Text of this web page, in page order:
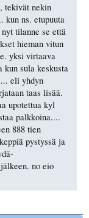
tekivät nekin
kun ns. etupuuta
tilanne se että
hieman vitun
yksi virtaava
sula keskusta
eli yhdyn
taas lisää.
upotettua kyl
palkkoina....
888 tien
pystyssä ja
no eio